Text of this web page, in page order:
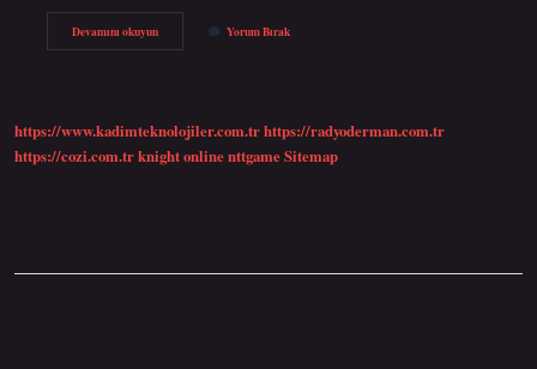
Devamını okuyunTürk
Edebiyatında
Yazıldı
Yorum Bırak
https://www.kadimteknolojiler.com.trhttps://radyoderman.com.tr
https://cozi.com.trknight onlinenttgameSitemap